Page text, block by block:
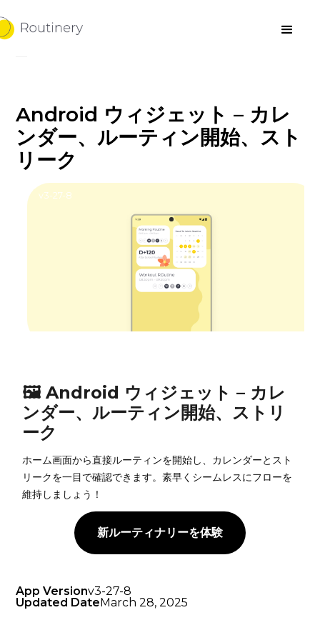
Android ウィジェット – カレ
ンダー、ルーティン開始、スト
リーク
v3-27-8
🖼️ Android ウィジェット – カレ
ンダー、ルーティン開始、ストリ
ーク
ホーム画面から直接ルーティンを開始し、カレンダーとスト
リークを一目で確認できます。素早くシームレスにフローを
維持しましょう！
新ルーティナリーを体験
App Versionv3-27-8
Updated DateMarch 28, 2025